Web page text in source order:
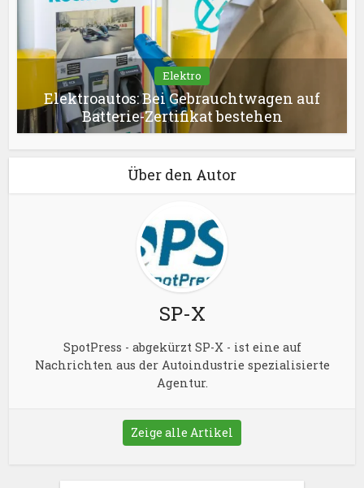
Elektro
Elektroautos: Bei Gebrauchtwagen auf
Batterie-Zertifikat bestehen
Über den Autor
SP-X
SpotPress - abgekürzt SP-X - ist eine auf
Nachrichten aus der Autoindustrie spezialisierte
Agentur.
Zeige alle Artikel